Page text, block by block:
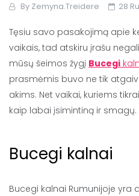
By Zemyna.treidere 28
Tęsiu savo pasakojimą apie
vaikais, tad atskiru įrašu
mūsų šeimos žygį Bucegi
prasmėmis buvo ne tik
akims. Net vaikai, kuriems
kaip labai įsimintiną ir smagų.
Bucegi kalnai
Bucegi kalnai Rumunijoje yra